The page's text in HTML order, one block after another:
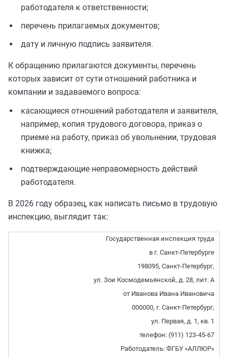
работодателя к ответственности;
перечень прилагаемых документов;
дату и личную подпись заявителя.
К обращению прилагаются документы, перечень
которых зависит от сути отношений работника и
компании и задаваемого вопроса:
касающиеся отношений работодателя и заявителя,
например, копия трудового договора, приказ о
приеме на работу, приказ об увольнении, трудовая
книжка;
подтверждающие неправомерность действий
работодателя.
В 2026 году образец, как написать письмо в трудовую
инспекцию, выглядит так:
Государственная инспекция труда
в г. Санкт-Петербурге
198095, Санкт-Петербург,
ул. Зои Космодемьянской, д. 28, лит. А
от Иванова Ивана Ивановича
000000, г. Санкт-Петербург,
ул. Первая, д. 1, кв. 1
телефон: (911) 123-45-67
Работодатель: ФГБУ «АЛЛЮР»